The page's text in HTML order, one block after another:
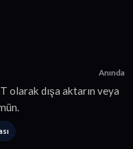
Anında
olarak dışa aktarın veya